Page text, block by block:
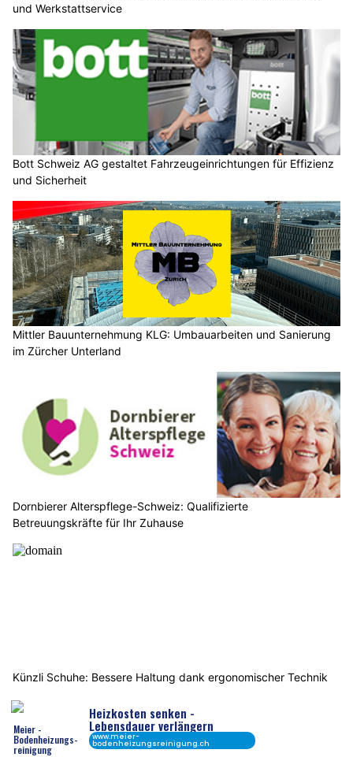
und Werkstattservice
Bott Schweiz AG gestaltet Fahrzeugeinrichtungen für Effizienz
und Sicherheit
Mittler Bauunternehmung KLG: Umbauarbeiten und Sanierung
im Zürcher Unterland
Dornbierer Alterspflege-Schweiz: Qualifizierte
Betreuungskräfte für Ihr Zuhause
Künzli Schuhe: Bessere Haltung dank ergonomischer Technik